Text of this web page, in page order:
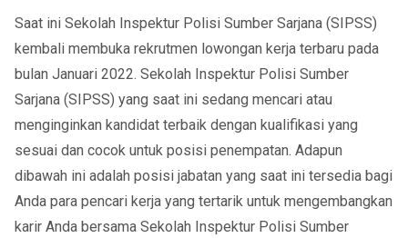
Saat ini Sekolah Inspektur Polisi Sumber Sarjana (SIPSS)
kembali membuka rekrutmen lowongan kerja terbaru pada
bulan Januari 2022. Sekolah Inspektur Polisi Sumber
Sarjana (SIPSS) yang saat ini sedang mencari atau
menginginkan kandidat terbaik dengan kualifikasi yang
sesuai dan cocok untuk posisi penempatan. Adapun
dibawah ini adalah posisi jabatan yang saat ini tersedia bagi
Anda para pencari kerja yang tertarik untuk mengembangkan
karir Anda bersama Sekolah Inspektur Polisi Sumber